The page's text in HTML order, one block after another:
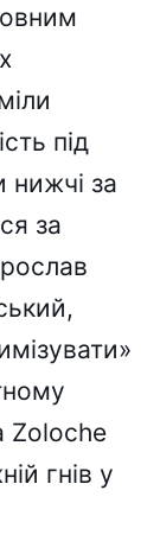
під
нижчі за
за
Zoloche
гнів у